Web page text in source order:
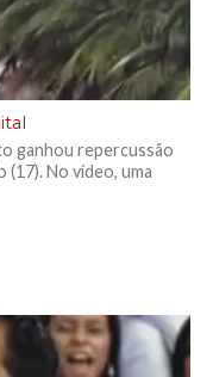
ganhou repercussão
(17). No vídeo, uma